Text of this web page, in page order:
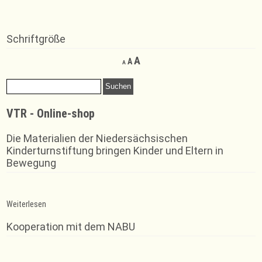
Schriftgröße
A
Decrease
font
AReset
font
size.
AIncrease
Suchen
nach:
VTR - Online-shop
Die Materialien der Niedersächsischen
Kinderturnstiftung bringen Kinder und Eltern in
Bewegung
Weiterlesen
der
VTR
Kooperation mit dem NABU